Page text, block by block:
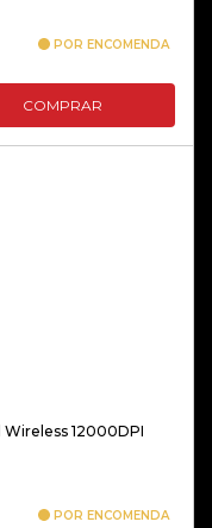
POR ENCOMENDA
COMPRAR
12000DPI
POR ENCOMENDA